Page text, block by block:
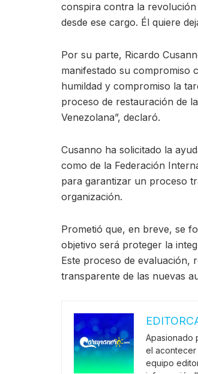
conspira contra la
desde ese cargo. Él quiere
Por su parte, Ricardo
manifestado su compromiso
humildad y compromiso la
proceso de restauración de
Venezolana”, declaró.
Cusanno ha solicitado la
como de la Federación
para garantizar un proceso
organización.
Prometió que, en breve, se
objetivo será proteger la
Este proceso de evaluación,
transparente de las nuevas
Apasionado
el acontecer
equipo